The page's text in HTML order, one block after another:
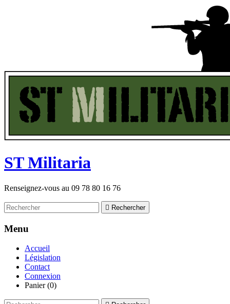
STMilitaria
Renseignez-vous au 09 78 80 16 76
 Rechercher
Menu
Accueil
Législation
Contact
Connexion
Panier (0)